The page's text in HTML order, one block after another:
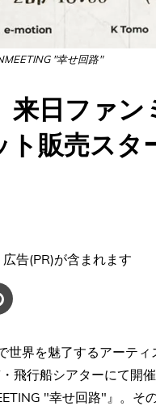
"幸せ回路"
来日ファン
ト販売ス
告(PR)が含まれます
界を魅了するアーティ
飛行船シアターにて開
"幸せ回路"』。